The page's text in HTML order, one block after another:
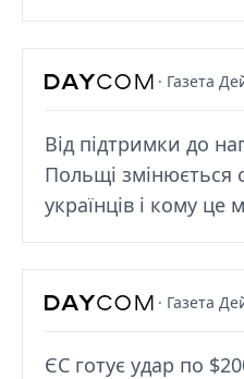
· Газета
Від підтримки до
Польщі змінюється
українців і кому це
· Газета
ЄС готує удар по